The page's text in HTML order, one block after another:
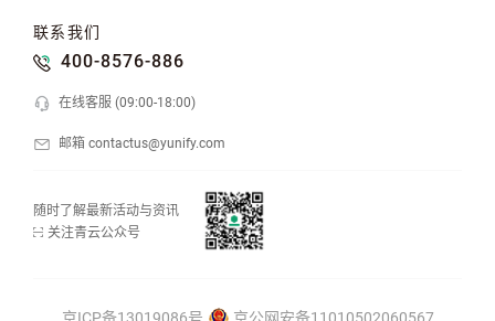
API 中心
随时了解最新活动与资讯
关注青云公众号
联系我们
400-8576-886
在线客服 (09:00-18:00)
邮箱 contactus@yunify.com